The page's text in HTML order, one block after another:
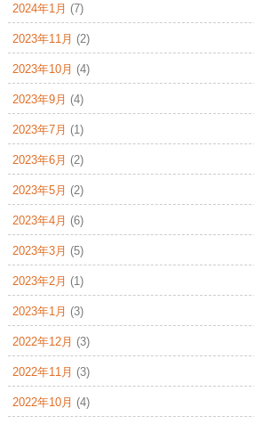
2024年1月 (7)
2023年11月 (2)
2023年10月 (4)
2023年9月 (4)
2023年7月 (1)
2023年6月 (2)
2023年5月 (2)
2023年4月 (6)
2023年3月 (5)
2023年2月 (1)
2023年1月 (3)
2022年12月 (3)
2022年11月 (3)
2022年10月 (4)